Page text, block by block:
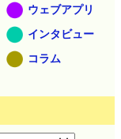
ウェブアプリ
インタビュー
コラム